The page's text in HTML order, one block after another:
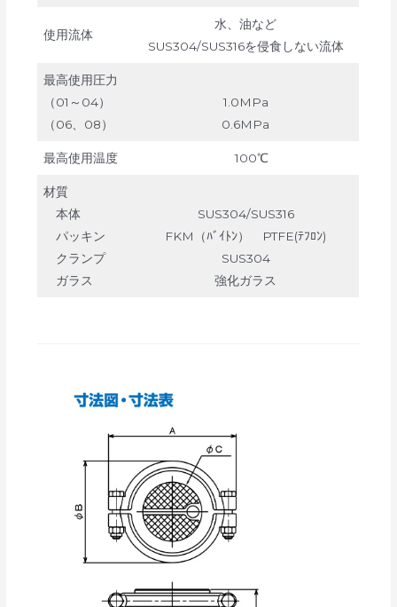
使用流体
水、油など
SUS304/SUS316を侵食しない流体
最高使用圧力
（01～04）
（06、08）
1.0MPa
0.6MPa
最高使用温度 100℃
材質
本体
パッキン
クランプ
ガラス
SUS304/SUS316
FKM（ﾊﾞｲﾄﾝ） PTFE(ﾃﾌﾛﾝ)
SUS304
強化ガラス